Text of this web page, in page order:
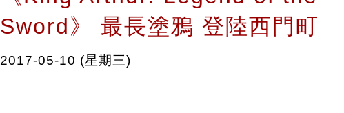
Sword》 最長塗鴉 登陸西門町
2017-05-10 (星期三)